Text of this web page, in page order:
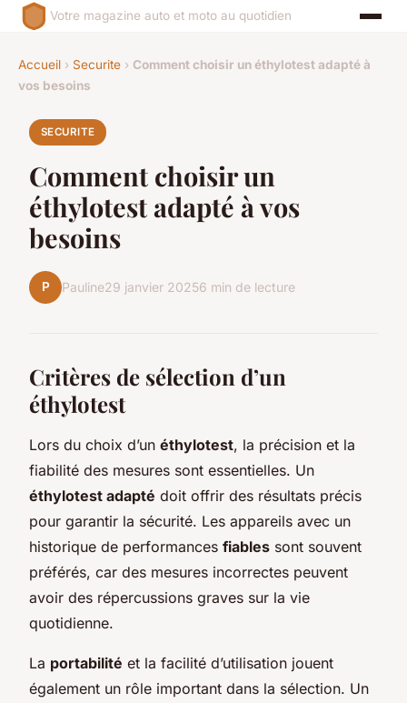
Votre magazine auto et moto au quotidien
Accueil › Securite › Comment choisir un éthylotest adapté à
vos besoins
SECURITE
Comment choisir un
éthylotest adapté à vos
besoins
P Pauline29 janvier 20256 min de lecture
Critères de sélection d’un
éthylotest
Lors du choix d’un éthylotest, la précision et la
fiabilité des mesures sont essentielles. Un
éthylotest adapté doit offrir des résultats précis
pour garantir la sécurité. Les appareils avec un
historique de performances fiables sont souvent
préférés, car des mesures incorrectes peuvent
avoir des répercussions graves sur la vie
quotidienne.
La portabilité et la facilité d’utilisation jouent
également un rôle important dans la sélection. Un